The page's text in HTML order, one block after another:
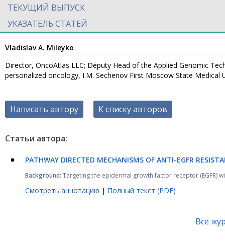
ТЕКУЩИЙ ВЫПУСК
УКАЗАТЕЛЬ СТАТЕЙ
Vladislav A. Mileyko
Director, OncoAtlas LLC; Deputy Head of the Applied Genomic
personalized oncology, I.M. Sechenov First Moscow State
Написать автору К списку авторов
Статьи автора:
PATHWAY DIRECTED MECHANISMS OF ANTI-EGFR
Background: Targeting the epidermal growth factor receptor (EGFR)
Смотреть аннотацию | Полный текст (PDF)
Все